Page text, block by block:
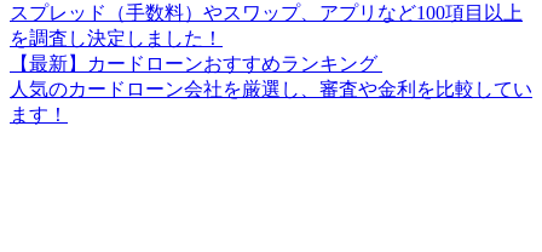
スプレッド（手数料）やスワップ、アプリなど100項目以上
を調査し決定しました！
【最新】カードローンおすすめランキング
人気のカードローン会社を厳選し、審査や金利を比較してい
ます！